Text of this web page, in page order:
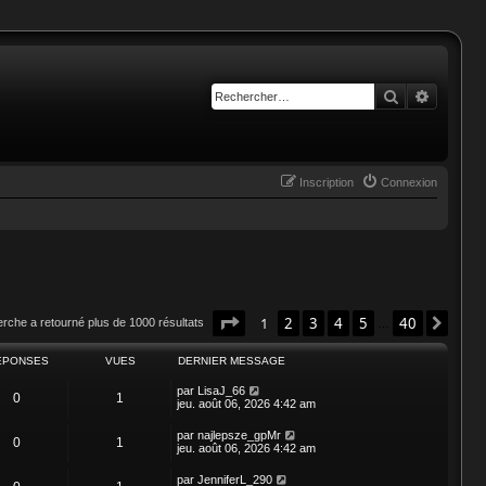
Rechercher
Connexion
Inscription
a retourné plus de 1000 résultats Page sur40
1 2 3 4 5 40
VUES DERNIER MESSAGE
0 1 par LisaJ_66
jeu. août 06, 2026 4:42 am
0 1 par najlepsze_gpMr
jeu. août 06, 2026 4:42 am
par JenniferL_290